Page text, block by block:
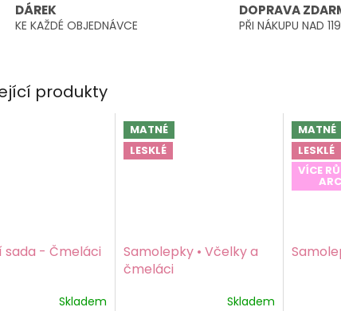
DÁREK
KE KAŽDÉ OBJEDNÁVCE
DOPRAVA
PŘI NÁKUPU NAD
produkty
sada - Čmeláci
Skladem
MATNÉ
LESKLÉ
Samolepky • Včelky a
čmeláci
Skladem
MATNÉ
LESKLÉ
VÍCE